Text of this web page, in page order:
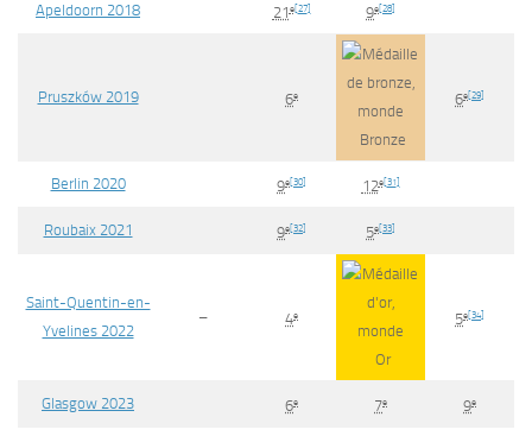
Apeldoorn 2018 21e[27] 9e[28]
Pruszków 2019 6e
Bronze
6e[29]
Berlin 2020 9e[30] 12e[31]
Roubaix 2021 9e[32] 5e[33]
Saint-Quentin-en-
Yvelines 2022
– 4e
Or
5e[34]
Glasgow 2023 6e 7e 9e